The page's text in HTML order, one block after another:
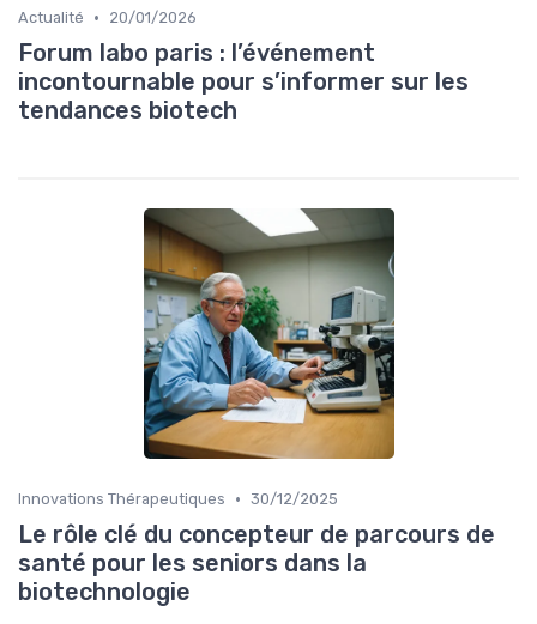
Actualité • 20/01/2026
Forum labo paris : l’événement
incontournable pour s’informer sur les
tendances biotech
Innovations Thérapeutiques • 30/12/2025
Le rôle clé du concepteur de parcours de
santé pour les seniors dans la
biotechnologie